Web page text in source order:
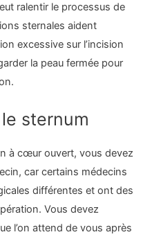
ralentir le processus de
sternales aident
excessive sur l’incision
la peau fermée pour
sternum
à cœur ouvert, vous devez
car certains médecins
différentes et ont des
Vous devez
l’on attend de vous après